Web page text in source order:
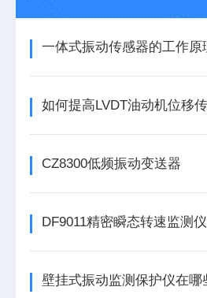
CZ8300低频振动变送器
DF9011精密瞬态转速监测仪